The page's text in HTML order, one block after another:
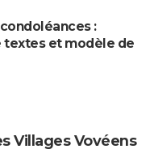
:
textes et modèle de
Villages Vovéens